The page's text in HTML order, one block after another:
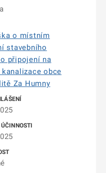
o místním
stavebního
připojení na
obce
Za Humny